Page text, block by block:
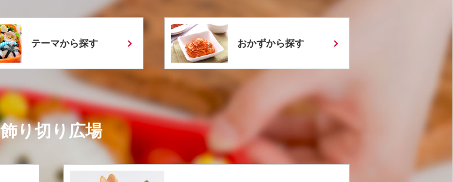
テーマから探す おかずから探す
飾り切り広場